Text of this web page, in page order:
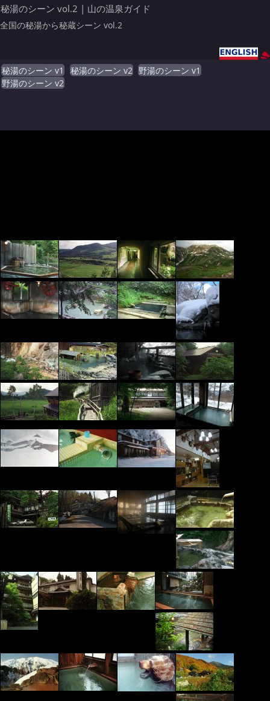
秘湯のシーン vol.2 | 山の温泉ガイド
全国の秘湯から秘蔵シーン vol.2
秘湯のシーン v1 秘湯のシーン v2
野湯のシーン v1
野湯のシーン v2